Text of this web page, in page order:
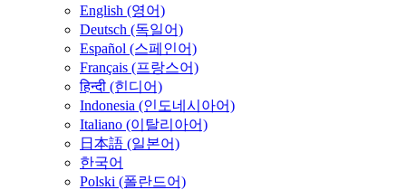
English (영어)
Deutsch (독일어)
Español (스페인어)
Français (프랑스어)
हिन्दी (힌디어)
Indonesia (인도네시아어)
Italiano (이탈리아어)
日本語 (일본어)
한국어
Polski (폴란드어)